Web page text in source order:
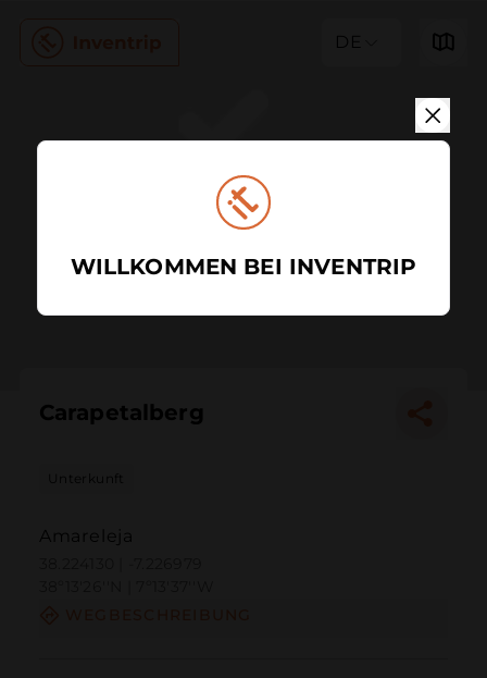
DE
Carapetalberg
Unterkunft
Amareleja
WILLKOMMEN BEI INVENTRIP